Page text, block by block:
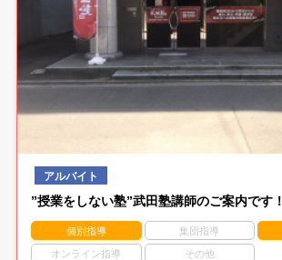
アルバイト
”授業をしない塾”武田塾講師のご案内です！
個別指導 集団指導
オンライン指導 その他